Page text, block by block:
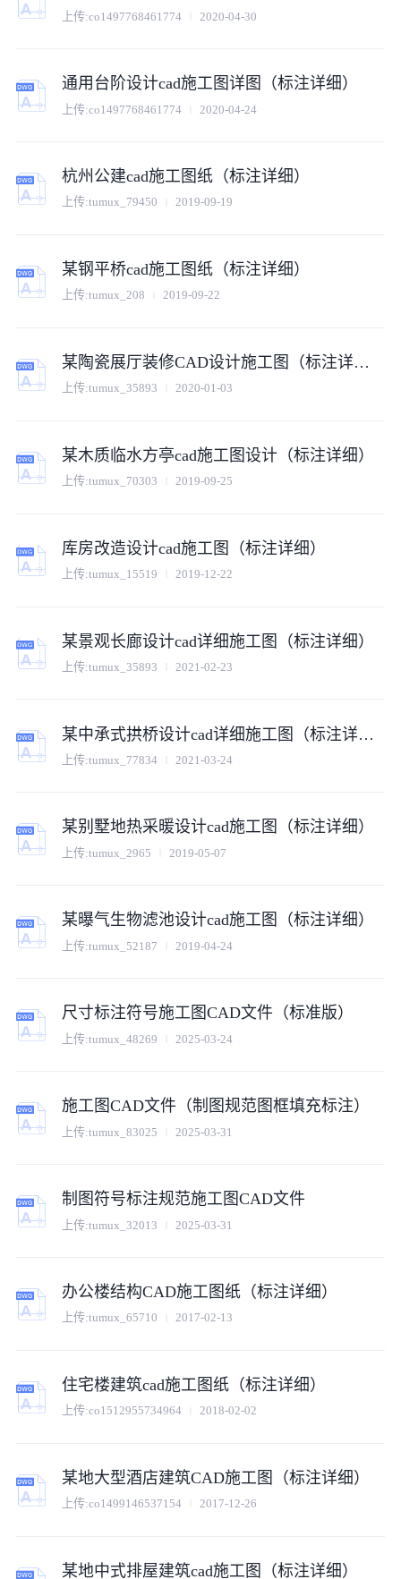
上传:co1497768461774 2020-04-30
通用台阶设计cad施工图详图（标注详细）
上传:co1497768461774 2020-04-24
杭州公建cad施工图纸（标注详细）
上传:tumux_79450 2019-09-19
某钢平桥cad施工图纸（标注详细）
上传:tumux_208 2019-09-22
某陶瓷展厅装修CAD设计施工图（标注详细）
上传:tumux_35893 2020-01-03
某木质临水方亭cad施工图设计（标注详细）
上传:tumux_70303 2019-09-25
库房改造设计cad施工图（标注详细）
上传:tumux_15519 2019-12-22
某景观长廊设计cad详细施工图（标注详细）
上传:tumux_35893 2021-02-23
某中承式拱桥设计cad详细施工图（标注详细）
上传:tumux_77834 2021-03-24
某别墅地热采暖设计cad施工图（标注详细）
上传:tumux_2965 2019-05-07
某曝气生物滤池设计cad施工图（标注详细）
上传:tumux_52187 2019-04-24
尺寸标注符号施工图CAD文件（标准版）
上传:tumux_48269 2025-03-24
施工图CAD文件（制图规范图框填充标注）
上传:tumux_83025 2025-03-31
制图符号标注规范施工图CAD文件
上传:tumux_32013 2025-03-31
办公楼结构CAD施工图纸（标注详细）
上传:tumux_65710 2017-02-13
住宅楼建筑cad施工图纸（标注详细）
上传:co1512955734964 2018-02-02
某地大型酒店建筑CAD施工图（标注详细）
上传:co1499146537154 2017-12-26
某地中式排屋建筑cad施工图（标注详细）